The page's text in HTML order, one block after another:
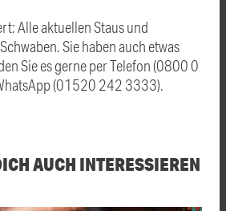
Alle aktuellen Staus und
Sie haben auch etwas
Sie es gerne per Telefon (0800 0
(01520 242 3333).
AUCH INTERESSIEREN